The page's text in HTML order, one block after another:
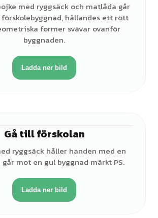
med ryggsäck och matlåda går
hållandes ett rött
former svävar ovanför
byggnaden.
Ladda ner bild
Gå till förskolan
ryggsäck håller handen med en
går mot en gul byggnad märkt PS.
Ladda ner bild